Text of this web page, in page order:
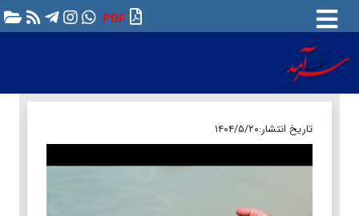
PDF
تاریخ انتشار:۱۴۰۴/۵/۲۰